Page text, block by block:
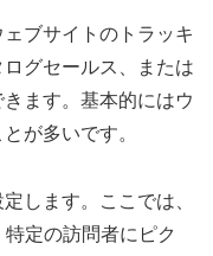
ブサイトのトラッキ
グセールス、または
ます。基本的にはウ
が多いです。
します。ここでは、
定の訪問者にピク